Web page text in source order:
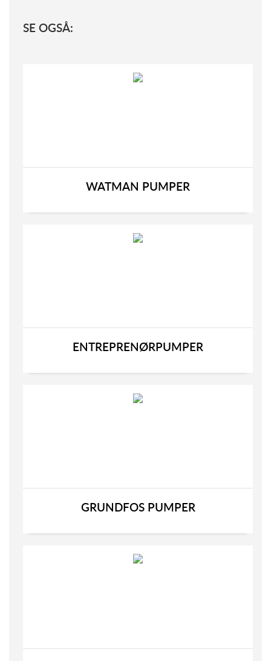
SE OGSÅ:
WATMAN PUMPER
ENTREPRENØRPUMPER
GRUNDFOS PUMPER